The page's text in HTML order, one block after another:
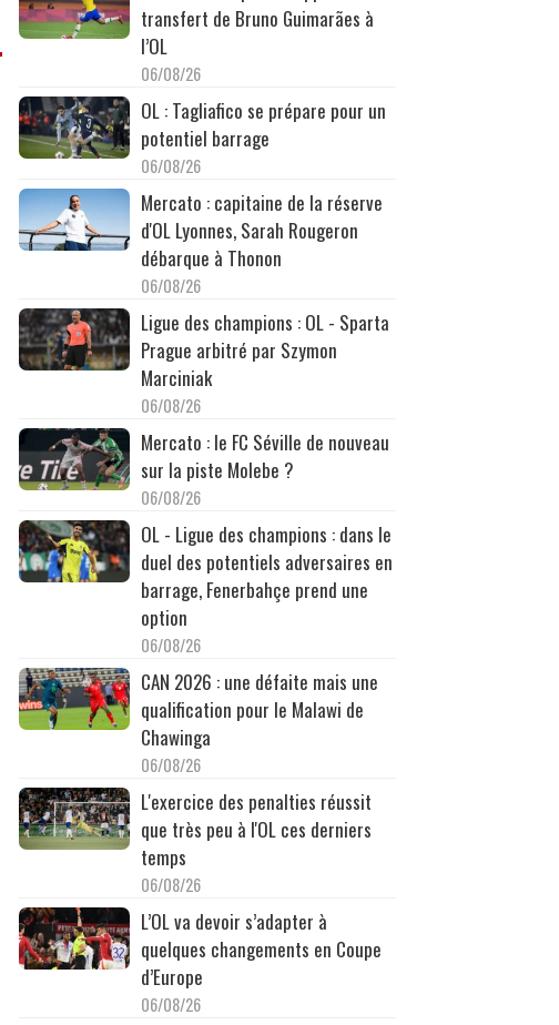
transfert de Bruno Guimarães à
l’OL
06/08/26
OL : Tagliafico se prépare pour un
potentiel barrage
06/08/26
Mercato : capitaine de la réserve
d'OL Lyonnes, Sarah Rougeron
débarque à Thonon
06/08/26
Ligue des champions : OL - Sparta
Prague arbitré par Szymon
Marciniak
06/08/26
Mercato : le FC Séville de nouveau
sur la piste Molebe ?
06/08/26
OL - Ligue des champions : dans le
duel des potentiels adversaires en
barrage, Fenerbahçe prend une
option
06/08/26
CAN 2026 : une défaite mais une
qualification pour le Malawi de
Chawinga
06/08/26
L'exercice des penalties réussit
que très peu à l'OL ces derniers
temps
06/08/26
L’OL va devoir s’adapter à
quelques changements en Coupe
d’Europe
06/08/26